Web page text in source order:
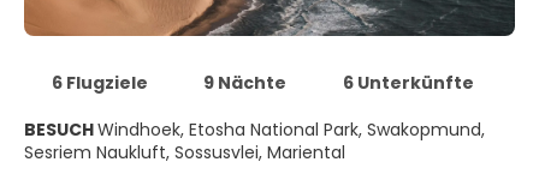
6 Flugziele 9 Nächte
6 Unterkünfte
BESUCHWindhoek, Etosha National Park, Swakopmund,
Sesriem Naukluft, Sossusvlei, Mariental